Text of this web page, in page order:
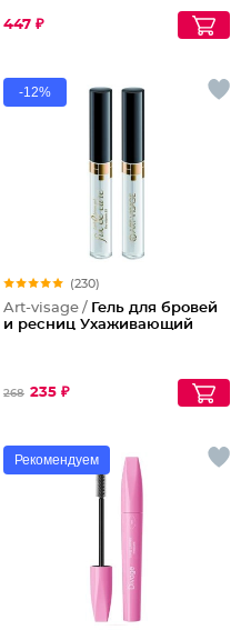
447 ₽
-12%
(230)
Art-visage / Гель для бровей
и ресниц Ухаживающий
268 235 ₽
Рекомендуем